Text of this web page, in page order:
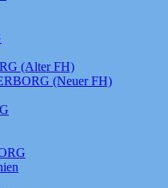
(Alter FH)
(Neuer FH)